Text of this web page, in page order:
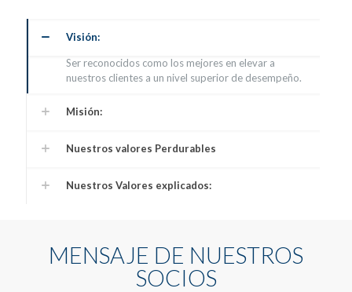
Visión:
Ser reconocidos como los mejores en elevar a
nuestros clientes a un nivel superior de desempeño.
Misión:
Nuestros valores Perdurables
Nuestros Valores explicados:
MENSAJE DE NUESTROS
SOCIOS